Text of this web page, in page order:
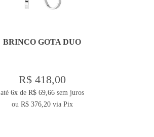
BRINCO GOTA DUO
R$ 418,00
até 6xde R$ 69,66 sem juros
ou R$ 376,20via Pix